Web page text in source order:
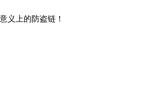
义上的防盗链！